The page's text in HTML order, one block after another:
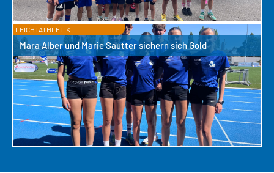
LEICHTATHLETIK
Mara Alber und Marie Sautter sichern sich Gold